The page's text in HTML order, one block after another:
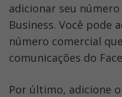
adicionar seu
Business. Você pode
número comercial
comunicações do
Por último, adicione